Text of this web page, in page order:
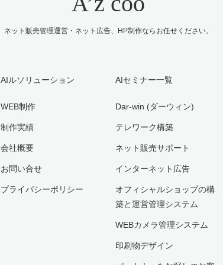
ネット販売管理運営・ネット広告、HP制作ならお任せください。
AIルソリューション
WEB制作
制作実績
会社概要
お問い合せ
プライバシーポリシー
AIセミナー一覧
Dar-win (ダーウィン)
テレワーク構築
ネット販売サポート
インターネット広告
オフィシャルショップの構
築と運営管理システム
WEBカメラ管理システム
印刷物デザイン